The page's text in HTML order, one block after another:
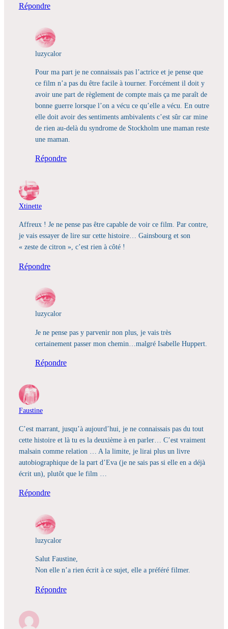
Répondre
luzycalor
Pour ma part je ne connaissais pas l’actrice et je pense que
ce film n’a pas du être facile à tourner. Forcément il doit y
avoir une part de règlement de compte mais ça me paraît de
bonne guerre lorsque l’on a vécu ce qu’elle a vécu. En outre
elle doit avoir des sentiments ambivalents c’est sûr car mine
de rien au-delà du syndrome de Stockholm une maman reste
une maman.
Répondre
Xtinette
Affreux ! Je ne pense pas être capable de voir ce film. Par contre,
je vais essayer de lire sur cette histoire… Gainsbourg et son
« zeste de citron », c’est rien à côté !
Répondre
luzycalor
Je ne pense pas y parvenir non plus, je vais très
certainement passer mon chemin…malgré Isabelle Huppert.
Répondre
Faustine
C’est marrant, jusqu’à aujourd’hui, je ne connaissais pas du tout
cette histoire et là tu es la deuxième à en parler… C’est vraiment
malsain comme relation … A la limite, je lirai plus un livre
autobiographique de la part d’Eva (je ne sais pas si elle en a déjà
écrit un), plutôt que le film …
Répondre
luzycalor
Salut Faustine,
Non elle n’a rien écrit à ce sujet, elle a préféré filmer.
Répondre